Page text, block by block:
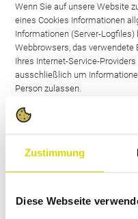
Zustimmung
Diese Webseite
Wenn Sie auf unsere Website
eines Cookies Informationen
Informationen (Server-
Webbrowsers, das
Ihres Internet-Service-
ausschließlich um
Person zulassen.
Diese Informationen sind
angeforderte Inhalte von
folgenden Zwecken verarbeitet:
Sicherstellung eines
Auswertung der